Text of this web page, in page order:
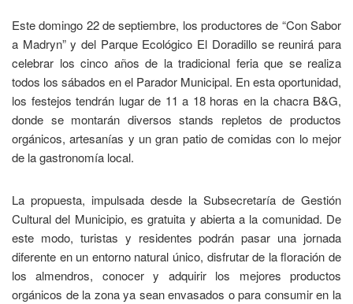
Este domingo 22 de septiembre, los productores de “Con Sabor
a Madryn” y del Parque Ecológico El Doradillo se reunirá para
celebrar los cinco años de la tradicional feria que se realiza
todos los sábados en el Parador Municipal. En esta oportunidad,
los festejos tendrán lugar de 11 a 18 horas en la chacra B&G,
donde se montarán diversos stands repletos de productos
orgánicos, artesanías y un gran patio de comidas con lo mejor
de la gastronomía local.
La propuesta, impulsada desde la Subsecretaría de Gestión
Cultural del Municipio, es gratuita y abierta a la comunidad. De
este modo, turistas y residentes podrán pasar una jornada
diferente en un entorno natural único, disfrutar de la floración de
los almendros, conocer y adquirir los mejores productos
orgánicos de la zona ya sean envasados o para consumir en la